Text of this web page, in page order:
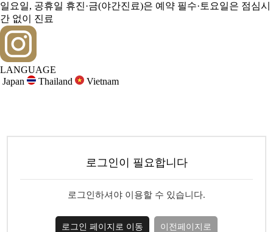
일요일, 공휴일 휴진·금(야간진료)은 예약 필수·토요일은 점심시
간 없이 진료
LANGUAGE
Japan
Thailand Vietnam
로그인이 필요합니다
로그인하셔야 이용할 수 있습니다.
로그인 페이지로 이동 이전페이지로